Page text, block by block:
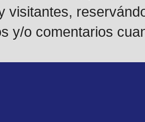
visitantes,
y/o comentarios